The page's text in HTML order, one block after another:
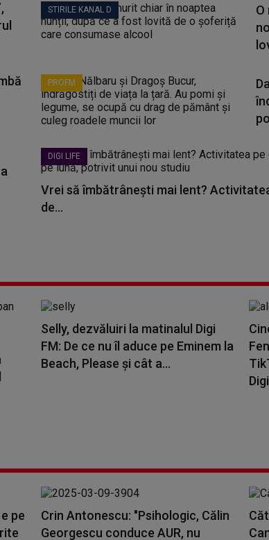
STIRILE KANAL D
O
PROFM
DIGI LIFE
Vrei să îmbătrânești mai lent?
de...
Selly, dezvăluiri la matinalul Digi
FM: De ce nu îl aduce pe Eminem la
Beach, Please și cât a...
pe
Crin Antonescu: "Psihologic, Călin
Georgescu conduce AUR, nu